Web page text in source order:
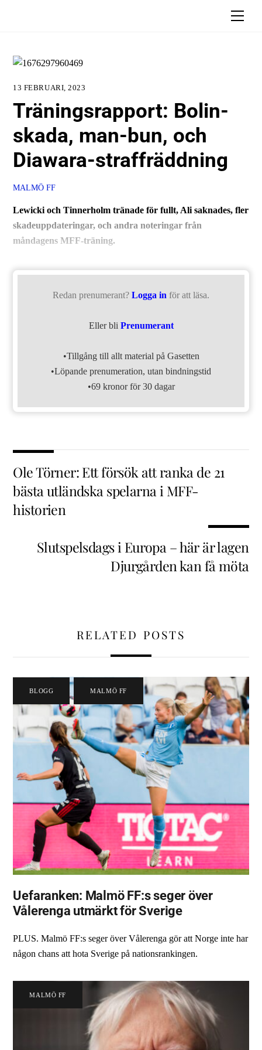
13 FEBRUARI, 2023
Träningsrapport: Bolin-
skada, man-bun, och
Diawara-straffräddning
MALMÖ FF
Lewicki och Tinnerholm tränade för fullt, Ali saknades, fler
skadeuppdateringar, och andra noteringar från
måndagens MFF-träning.
Redan prenumerant? Logga in för att läsa.
Eller bli Prenumerant
•Tillgång till allt material på Gasetten
•Löpande prenumeration, utan bindningstid
•69 kronor för 30 dagar
Ole Törner: Ett försök att ranka de 21
bästa utländska spelarna i MFF-
historien
Slutspelsdags i Europa – här är lagen
Djurgården kan få möta
RELATED POSTS
BLOGG MALMÖ FF
Uefaranken: Malmö FF:s seger över
Vålerenga utmärkt för Sverige
PLUS. Malmö FF:s seger över Vålerenga gör att Norge inte har
någon chans att hota Sverige på nationsrankingen.
MALMÖ FF